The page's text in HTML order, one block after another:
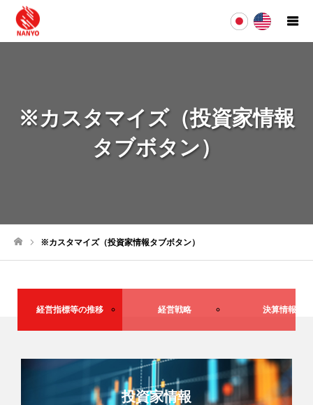
※カスタマイズ（投資家情報
タブボタン）
※カスタマイズ（投資家情報タブボタン）
経営指標等の推移 経営戦略 決算情報
投資家情報